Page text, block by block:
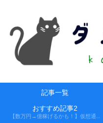
記事一覧
おすすめ記事2